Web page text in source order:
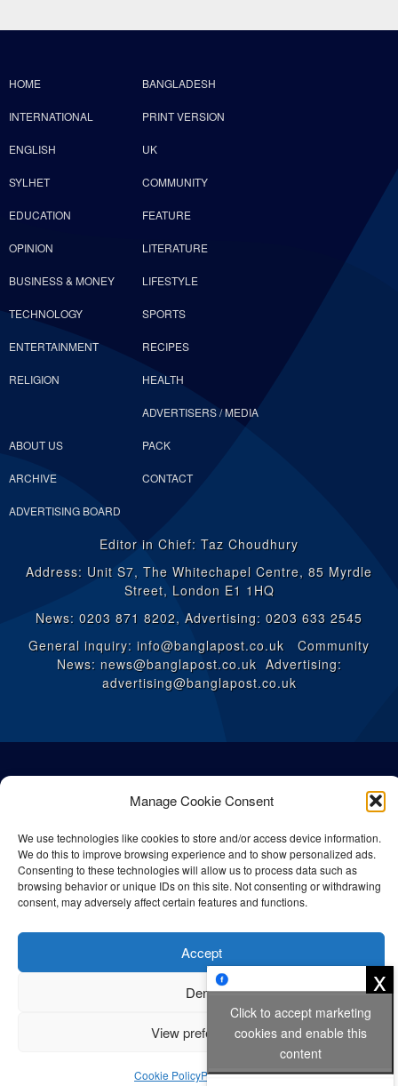
Manage Cookie Consent
We use technologies like cookies to store and/or access device information.
We do this to improve browsing experience and to show personalized ads.
Consenting to these technologies will allow us to process data such as
browsing behavior or unique IDs on this site. Not consenting or withdrawing
consent, may adversely affect certain features and functions.
Accept
Deny
View preferences
Cookie PolicyPrivacy Policy
HOME BANGLADESH
INTERNATIONAL PRINT VERSION
ENGLISH UK
SYLHET COMMUNITY
EDUCATION FEATURE
OPINION LITERATURE
BUSINESS & MONEY LIFESTYLE
TECHNOLOGY SPORTS
ENTERTAINMENT RECIPES
RELIGION HEALTH
ABOUT US
ADVERTISERS / MEDIA
PACK
ARCHIVE CONTACT
ADVERTISING BOARD
Editor in Chief: Taz Choudhury
Address: Unit S7, The Whitechapel Centre, 85 Myrdle
Street, London E1 1HQ
News: 0203 871 8202, Advertising: 0203 633 2545
General inquiry: info@banglapost.co.uk Community
News: news@banglapost.co.uk Advertising:
advertising@banglapost.co.uk
© All rights reserved Bangla Post
| Any unauthorised use or
reproduction of our content is strictly prohibited.
Privacy Policy Cookie Policy
x
Click to accept marketing
cookies and enable this
content